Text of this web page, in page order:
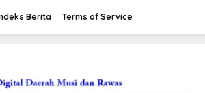
Berita Terms of Service